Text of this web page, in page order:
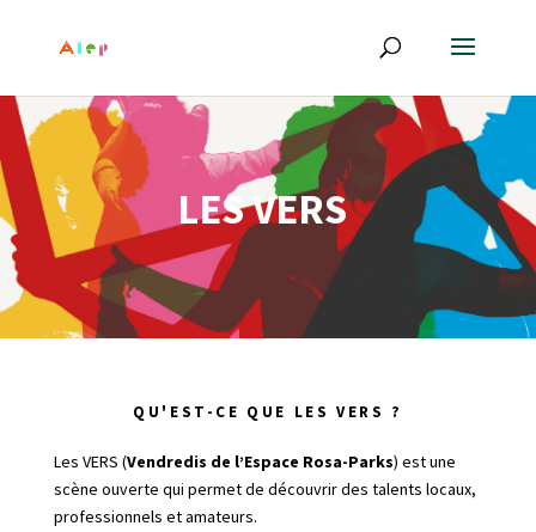
LES VERS
QU'EST-CE QUE LES VERS ?
Les VERS (Vendredis de l’Espace Rosa-Parks) est une
scène ouverte qui permet de découvrir des talents locaux,
professionnels et amateurs.